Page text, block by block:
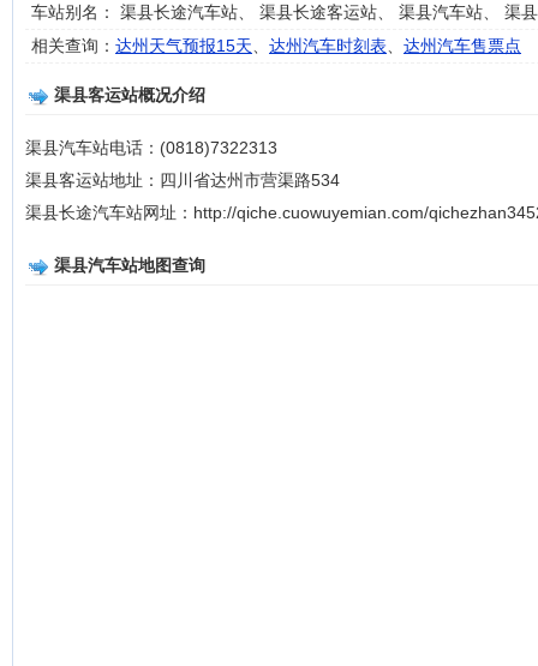
车站别名： 渠县长途汽车站、 渠县长途客运站、 渠县汽车站、 渠
相关查询： 达州天气预报15天 达州汽车时刻表 达州汽车售票点
渠县客运站概况介绍
渠县汽车站电话：(0818)7322313
渠县客运站地址：四川省达州市营渠路534
渠县长途汽车站网址：http://qiche.cuowuyemian.com/
渠县汽车站地图查询